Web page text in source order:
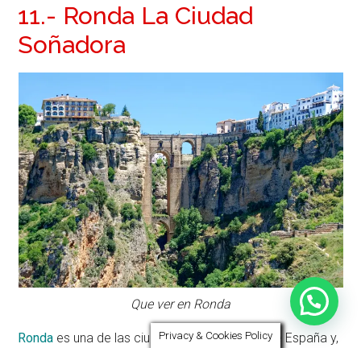
11.- Ronda La Ciudad
Soñadora
Que ver en Ronda
Ronda es una de las ciudades más antiguas de España y,
Privacy & Cookies Policy